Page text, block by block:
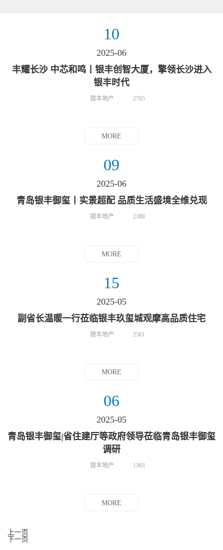
10
2025-06
丰耀长沙 中芯和鸣丨银丰创智大厦，擎领长沙进入
银丰时代
银丰地产 2785
MORE
09
2025-06
青岛银丰御玺丨实景超配 品质生活盛境全维兑现
银丰地产 2388
MORE
15
2025-05
副省长温暖一行莅临银丰玖玺城观摩高品质住宅
银丰地产 2561
MORE
06
2025-05
青岛银丰御玺|省住建厅等政府领导莅临青岛银丰御玺
调研
银丰地产 1363
MORE
上一页
下一页